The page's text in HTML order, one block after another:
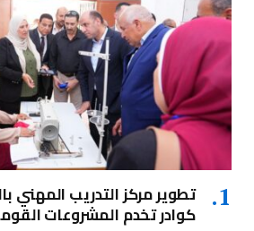
كوادر تخدم المشروعات